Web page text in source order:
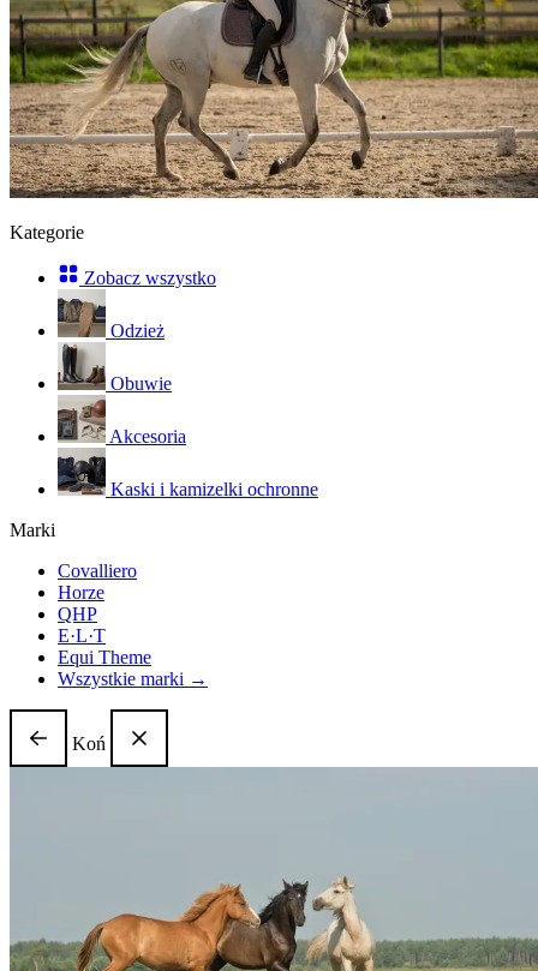
Kategorie
Zobacz wszystko
Odzież
Obuwie
Akcesoria
Kaski i kamizelki ochronne
Marki
Covalliero
Horze
QHP
E·L·T
Equi Theme
Wszystkie marki →
Koń